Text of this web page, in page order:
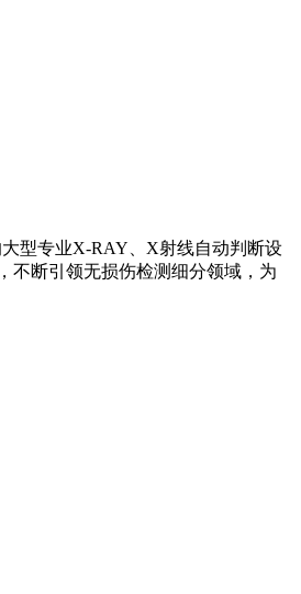
型专业X-RAY、X射线自动判断设
不断引领无损伤检测细分领域，为